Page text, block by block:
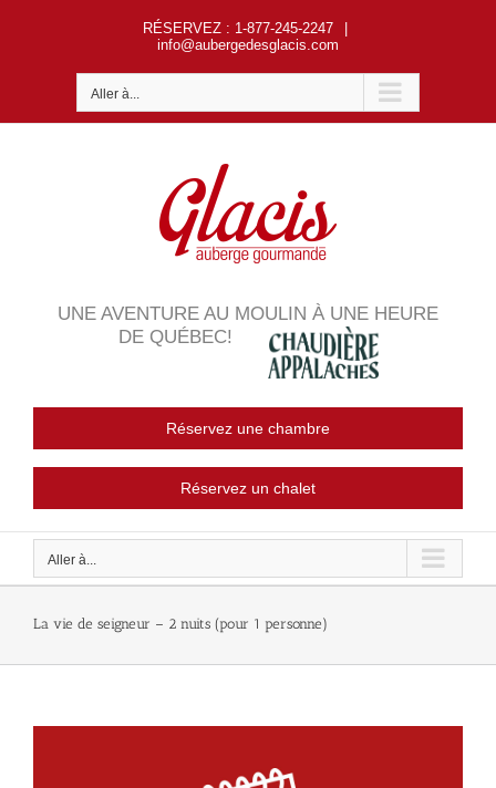
RÉSERVEZ: 1-877-245-2247
info@aubergedesglacis.com
Aller à...
UNE AVENTURE AU MOULIN À UNE HEURE
DE QUÉBEC!
Réservez une chambre
Réservez un chalet
Aller à...
La vie de seigneur – 2 nuits (pour 1 personne)